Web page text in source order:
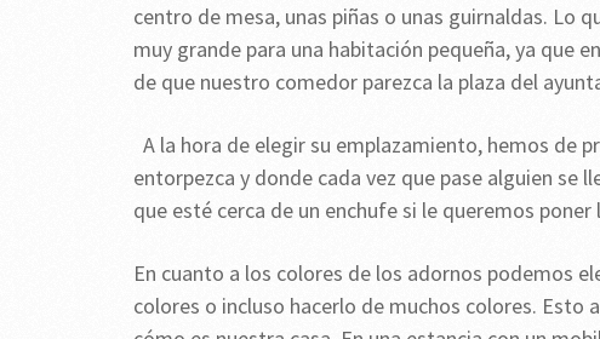
centro de mesa, unas piñas o unas guirnaldas. Lo
muy grande para una habitación pequeña, ya que
de que nuestro comedor parezca la plaza del
A la hora de elegir su emplazamiento, hemos de
entorpezca y donde cada vez que pase alguien se
que esté cerca de un enchufe si le queremos poner
En cuanto a los colores de los adornos podemos
colores o incluso hacerlo de muchos colores.